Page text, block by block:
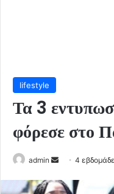
lifestyle
Τα 3
φόρεσε στο
admin
Send
email
4